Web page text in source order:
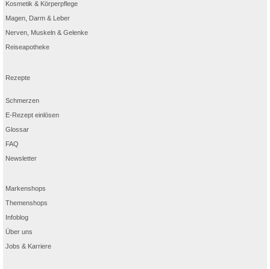
Kosmetik & Körperpflege
Magen, Darm & Leber
Nerven, Muskeln & Gelenke
Reiseapotheke
Rezepte
Schmerzen
E-Rezept einlösen
Glossar
FAQ
Newsletter
Markenshops
Themenshops
Infoblog
Über uns
Jobs & Karriere